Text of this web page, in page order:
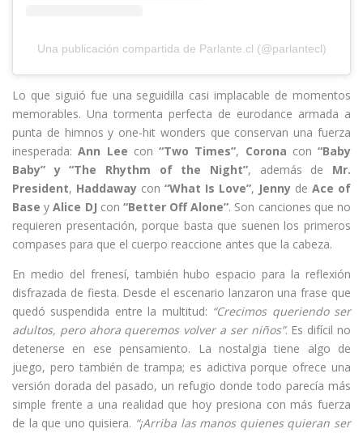
Una publicación compartida de Parlante.cl (@parlantecl)
Lo que siguió fue una seguidilla casi implacable de momentos
memorables. Una tormenta perfecta de eurodance armada a
punta de himnos y one-hit wonders que conservan una fuerza
inesperada:Ann Lee con “Two Times”, Corona con “Baby
Baby” y “The Rhythm of the Night”, además de Mr.
President, Haddaway con “What Is Love”, Jenny de Ace of
Base yAlice DJ con “Better Off Alone”. Son canciones que no
requieren presentación, porque basta que suenen los primeros
compases para que el cuerpo reaccione antes que la cabeza.
En medio del frenesí, también hubo espacio para la reflexión
disfrazada de fiesta. Desde el escenario lanzaron una frase que
quedó suspendida entre la multitud: “Crecimos queriendo ser
adultos, pero ahora queremos volver a ser niños”. Es difícil no
detenerse en ese pensamiento. La nostalgia tiene algo de
juego, pero también de trampa; es adictiva porque ofrece una
versión dorada del pasado, un refugio donde todo parecía más
simple frente a una realidad que hoy presiona con más fuerza
de la que uno quisiera. “¡Arriba las manos quienes quieran ser